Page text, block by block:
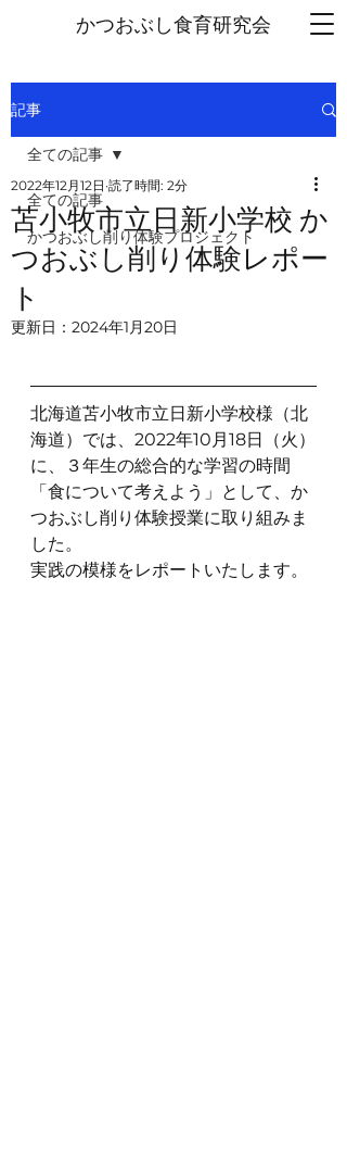
かつおぶし食育研究会
記事
全ての記事
かつおぶし削り体験プロジェクト
全ての記事
苫小牧市立日新小学校 か
つおぶし削り体験レポー
ト
2022年12月12日 読了時間: 2分
更新日： 2024年1月20日
北海道苫小牧市立日新小学校様（北
海道）では、2022年10月18日（火）
に、３年生の総合的な学習の時間
「食について考えよう」として、か
つおぶし削り体験授業に取り組みま
した。
実践の模様をレポートいたします。